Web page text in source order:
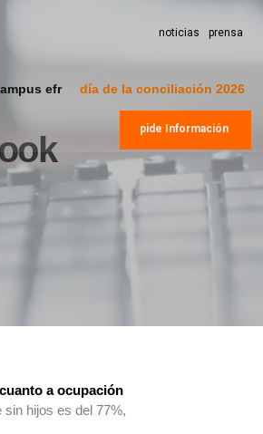
noticias prensa
efr día de la conciliación 2026
pide Información
a ocupación
hijos es del 77%,